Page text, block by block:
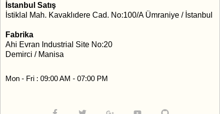
İstanbul Satış
İstiklal Mah. Kavaklıdere Cad. No:100/A Ümraniye / İstanbul
Fabrika
Ahi Evran Industrial Site No:20
Demirci / Manisa
Mon - Fri : 09:00 AM - 07:00 PM